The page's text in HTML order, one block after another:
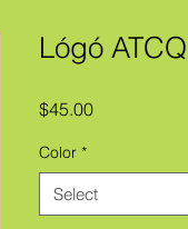
Lógó
$45.00Price
Color *
Select